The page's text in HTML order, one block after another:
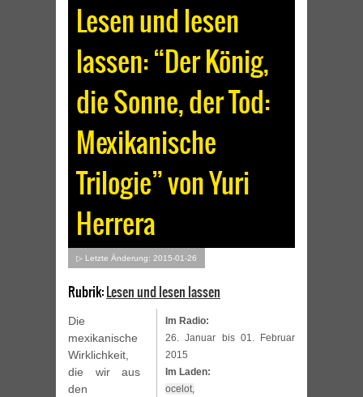
Lesen und lesen
lassen: “Der König,
die Sonne, der Tod:
Mexikanische
Trilogie” von Yuri
Herrera
▷ Letzte Änderung: 2015-01-26
Rubrik:Lesen und lesen lassen
Im Radio:
26. Januar bis 01. Februar
2015
Im Laden:
ocelot,
Die
mexikanische
Wirklichkeit,
die wir aus
den